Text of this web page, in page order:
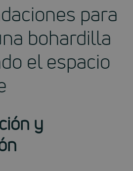
para
bohardilla
el espacio
y